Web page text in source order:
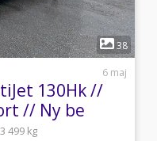
38
6 maj
130Hk //
// Ny be
3 499 kg